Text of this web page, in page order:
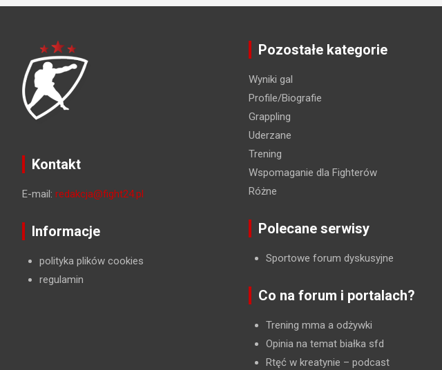
Kontakt
E-mail: redakcja@fight24.pl
Informacje
polityka plików cookies
regulamin
Pozostałe kategorie
Wyniki gal
Profile/Biografie
Grappling
Uderzane
Trening
Wspomaganie dla Fighterów
Różne
Polecane serwisy
Sportowe forum dyskusyjne
Co na forum i portalach?
Trening mma a odżywki
Opinia na temat białka sfd
Rtęć w kreatynie – podcast